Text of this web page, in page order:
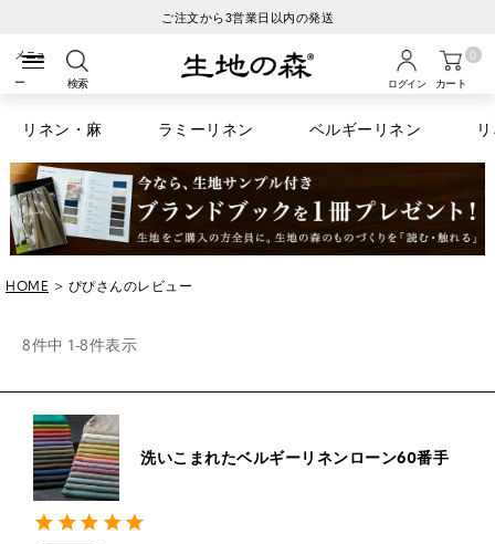
税込6600円以上のお買い物
検索 ログイン カート
0
リネン・麻 ラミーリネン ベルギーリネン
HOME ぴぴさんのレビュー
8件中 1-8件表示
洗いこまれたベルギーリネンローン60番手